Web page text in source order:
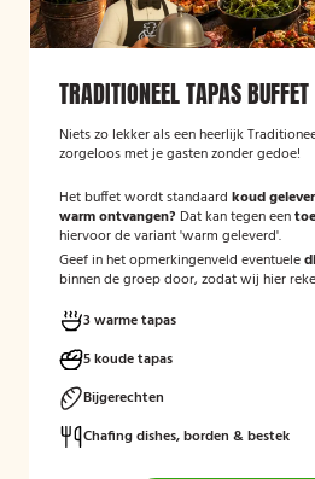
TRADITIONEEL TAPAS
Niets zo lekker als een heerlijk
zorgeloos met je gasten zonder gedoe!
Het buffet wordt standaard koud
warm ontvangen? Dat kan tegen een
hiervoor de variant 'warm geleverd'.
Geef in het opmerkingenveld eventuele
binnen de groep door, zodat wij hier
3 warme tapas
5 koude tapas
Bijgerechten
Chafing dishes, borden & bestek